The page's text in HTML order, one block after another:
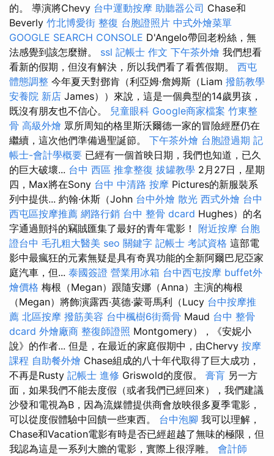
的。 導演將Chevy 台中運動按摩 助聽器公司 Chase和
Beverly 竹北博愛街 整復 台胞證照片 中式外燴菜單
GOOGLE SEARCH CONSOLE D'Angelo帶回老粉絲，無
法感覺到該怎麼辦。 ssl 記帳士 作文 下午茶外燴 我們想看
看新的假期，但沒有解決，所以我們看了看舊假期。 西屯
體態調整 今年夏天對鄧肯（利亞姆·詹姆斯（Liam 撥筋教學
安養院 新店 James））來說，這是一個典型的14歲男孩，
既沒有朋友也不信心。 兒童眼科 Google商家檔案 竹東整
骨 高級外燴 眾所周知的格里斯沃爾德一家的冒險經歷仍在
繼續，這次他們準備過聖誕節。 下午茶外燴 台胞證過期 記
帳士-會計學概要 已經有一個首映日期，我們也知道，已久
的巨大破壞... 台中 西區 推拿整復 拔罐教學 2月27日，星期
四，Max將在Sony 台中 中清路 按摩 Pictures的新服裝系
列中提供... 約翰·休斯（John 台中外燴 散光 西式外燴 台中
西屯區按摩推薦 網路行銷 台中 整骨 dcard Hughes）的名
字通過顫抖的竊賊匯集了最好的青年電影！ 附近按摩 台胞
證台中 毛孔粗大醫美 seo 關鍵字 記帳士 考試資格 這部電
影中最瘋狂的元素無疑是具有奇異功能的全新阿爾巴尼亞家
庭汽車，但... 泰國簽證 營業用冰箱 台中西屯按摩 buffet外
燴價格 梅根（Megan）跟隨安娜（Anna）主演的梅根
（Megan）將飾演露西·莫德·蒙哥馬利（Lucy 台中按摩推
薦 北區按摩 撥筋美容 台中楓樹6街喬骨 Maud 台中 整骨
dcard 外燴廠商 整復師證照 Montgomery），《安妮小
說》的作者... 但是，在最近的家庭假期中，由Chervy 按摩
課程 自助餐外燴 Chase組成的八十年代取得了巨大成功，
不再是Rusty 記帳士 進修 Griswold的度假。 膏肓 另一方
面，如果我們不能去度假（或者我們已經回來），我們建議
沙發和電視為B，因為流媒體提供商會放映很多夏季電影，
可以從度假體驗中回饋一些東西。 台中泡腳 我可以理解，
Chase和Vacation電影有時是否已經超越了無味的極限，但
我認為這是一系列大膽的電影，實際上很浮雕。 會計師